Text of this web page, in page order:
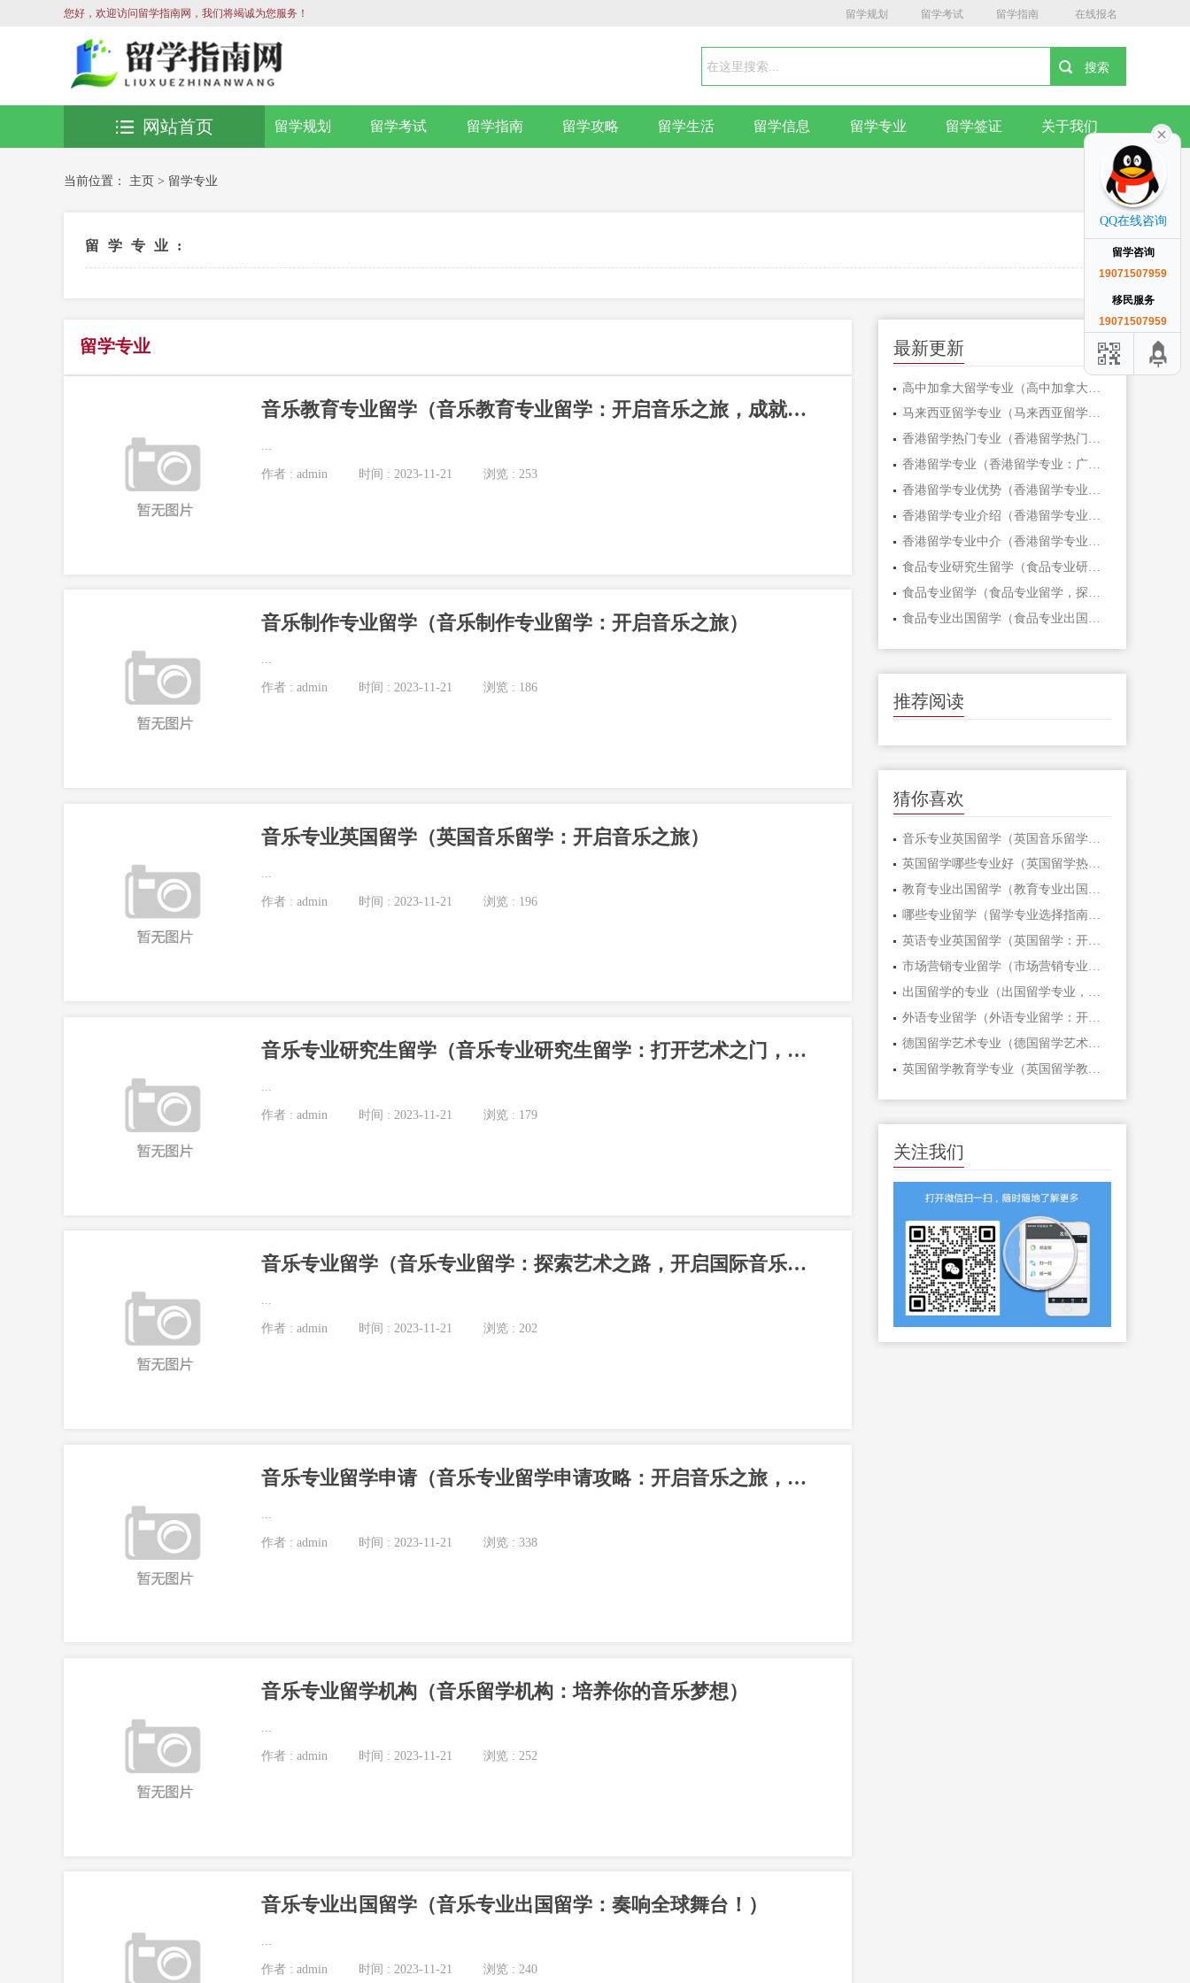
您好，欢迎访问留学指南网，我们将竭诚为您服务！ 留学规划 留学考试 留学指南 在线报名
留学规划 留学考试 留学指南 留学攻略 留学生活 留学信息 留学专业 留学签证 关于我们
网站首页
当前位置： 主页 > 留学专业
留学专业:
留学专业
音乐教育专业留学（音乐教育专业留学：开启音乐之旅，成就艺术梦想！）
作者 : admin 时间 : 2023-11-21 浏览 : 253
音乐制作专业留学（音乐制作专业留学：开启音乐之旅）
...
作者 : admin 时间 : 2023-11-21 浏览 : 186
音乐专业英国留学（英国音乐留学：开启音乐之旅）
作者 : admin 时间 : 2023-11-21 浏览 : 196
音乐专业研究生留学（音乐专业研究生留学：打开艺术之门，探索全球音乐文化）
作者 : admin 时间 : 2023-11-21 浏览 : 179
音乐专业留学（音乐专业留学：探索艺术之路，开启国际音乐舞台）
...
作者 : admin 时间 : 2023-11-21 浏览 : 202
音乐专业留学申请（音乐专业留学申请攻略：开启音乐之旅，征战国际舞台！）
作者 : admin 时间 : 2023-11-21 浏览 : 338
音乐专业留学机构（音乐留学机构：培养你的音乐梦想）
作者 : admin 时间 : 2023-11-21 浏览 : 252
音乐专业出国留学（音乐专业出国留学：奏响全球舞台！）
...
作者 : admin 时间 : 2023-11-21 浏览 : 240
最新更新
马来西亚留学专业（马来西亚留学专业解析）
香港留学热门专业（香港留学热门专业盘点：追求国际化教育的新选择）
香港留学专业（香港留学专业：广东自考招生老师带你揭秘）
香港留学专业优势（香港留学专业优势，开启职场新征程！）
香港留学专业介绍（香港留学专业介绍：选择理想之路）
香港留学专业中介（香港留学专业中介，为你打开留学之门！）
食品专业研究生留学（食品专业研究生留学：探索美食世界的新征程！）
推荐阅读
猜你喜欢
音乐专业英国留学（英国音乐留学：开启音乐之旅）
英国留学哪些专业好（英国留学热门专业推荐）
教育专业出国留学（教育专业出国留学：打开全球教育之门！）
哪些专业留学（留学专业选择指南：聚焦热门领域，助你实现梦想！）
英语专业英国留学（英国留学：开启英语专业的国际之旅）
市场营销专业留学（市场营销专业留学：打造全球商业领袖的智慧之路）
出国留学的专业（出国留学专业，开启未来之门！）
外语专业留学（外语专业留学：开启全球视野，拓展国际未来）
德国留学艺术专业（德国留学艺术专业：开启创意之旅）
关注我们
QQ在线咨询
留学咨询
19071507959
移民服务
19071507959